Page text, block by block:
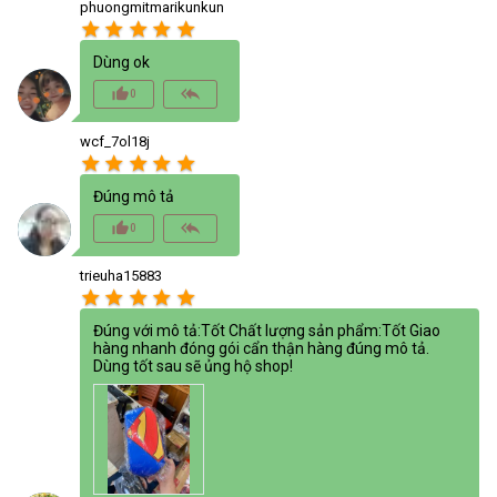
phuongmitmarikunkun
star star star star star
Dùng ok
thumb_up_alt0 reply_all
wcf_7ol18j
star star star star star
Đúng mô tả
thumb_up_alt0 reply_all
trieuha15883
star star star star star
Đúng với mô tả:Tốt Chất lượng sản phẩm:Tốt Giao
hàng nhanh đóng gói cẩn thận hàng đúng mô tả.
Dùng tốt sau sẽ ủng hộ shop!